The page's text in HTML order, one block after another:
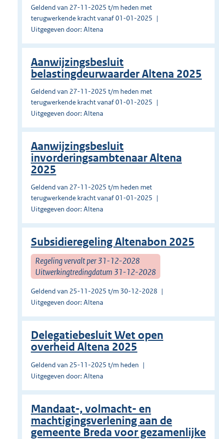
Geldend van 27-11-2025 t/m heden met
terugwerkende kracht vanaf 01-01-2025
Uitgegeven door: Altena
Aanwijzingsbesluit
belastingdeurwaarder Altena 2025
Geldend van 27-11-2025 t/m heden met
terugwerkende kracht vanaf 01-01-2025
Uitgegeven door: Altena
Aanwijzingsbesluit
invorderingsambtenaar Altena
2025
Geldend van 27-11-2025 t/m heden met
terugwerkende kracht vanaf 01-01-2025
Uitgegeven door: Altena
Subsidieregeling Altenabon 2025
Regeling vervalt per 31-12-2028
Uitwerkingtredingdatum 31-12-2028
Geldend van 25-11-2025 t/m 30-12-2028
Uitgegeven door: Altena
Delegatiebesluit Wet open
overheid Altena 2025
Geldend van 25-11-2025 t/m heden
Uitgegeven door: Altena
Mandaat-, volmacht- en
machtigingsverlening aan de
gemeente Breda voor gezamenlijke